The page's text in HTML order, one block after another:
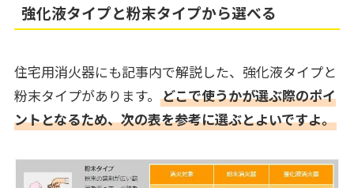
強化液タイプと粉末タイプから選べる
住宅用消火器にも記事内で解説した、強化液タイプと
粉末タイプがあります。 どこで使うかが選ぶ際のポイ
ントとなるため、次の表を参考に選ぶとよいですよ。